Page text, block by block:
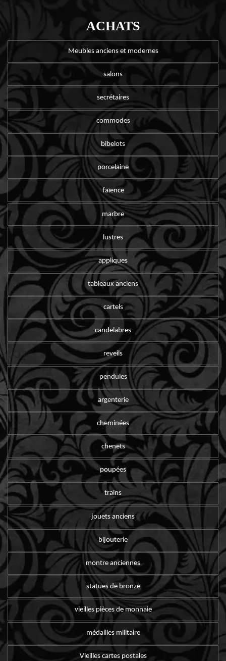
ACHATS
Meubles anciens et modernes
salons
secrétaires
commodes
bibelots
porcelaine
faïence
marbre
lustres
appliques
tableaux anciens
cartels
candelabres
reveils
pendules
argenterie
cheminées
chenets
poupées
trains
jouets anciens
bijouterie
montre anciennes
statues de bronze
vieilles pièces de monnaie
médailles militaire
Vieilles cartes postales